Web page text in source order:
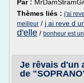
Par :
Thèmes liés : j'ai
meilleur / j ai reve d
d'elle / bonheur est
Je rêvais d'un
de